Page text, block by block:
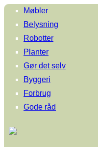
Møbler
Belysning
Robotter
Planter
Gør det selv
Byggeri
Forbrug
Gode råd